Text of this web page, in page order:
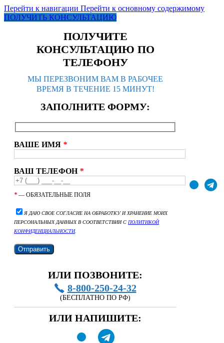
Перейти к навигации Перейти к основному содержимому
ПОЛУЧИТЬ КОНСУЛЬТАЦИЮ
ПОЛУЧИТЕ
КОНСУЛЬТАЦИЮ ПО
ТЕЛЕФОНУ
МЫ ПЕРЕЗВОНИМ ВАМ В РАБОЧЕЕ
ВРЕМЯ В ТЕЧЕНИЕ 15 МИНУТ!
ЗАПОЛНИТЕ ФОРМУ:
ВАШЕ ИМЯ *
ВАШ ТЕЛЕФОН *
* — ОБЯЗАТЕЛЬНЫЕ ПОЛЯ
Я ДАЮ СВОЕ СОГЛАСИЕ НА ОБРАБОТКУ И ХРАНЕНИЕ МОИХ
ПЕРСОНАЛЬНЫХ ДАННЫХ В СООТВЕТСТВИИ С ПОЛИТИКОЙ
КОНФИДЕНЦИАЛЬНОСТИ.
ИЛИ ПОЗВОНИТЕ:
8-800-250-24-32
(БЕСПЛАТНО ПО РФ)
ИЛИ НАПИШИТЕ: